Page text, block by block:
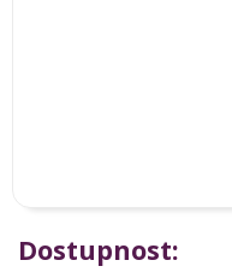
Dostupnost: